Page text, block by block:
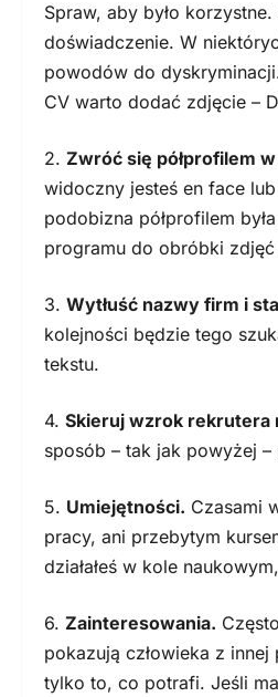
Spraw, aby było
doświadczenie. W
powodów do
CV warto dodać zdjęcie –
2. Zwróć się półprofilem
widoczny jesteś en face
podobizna półprofilem
programu do obróbki
3. Wytłuść nazwy firm i
kolejności będzie tego
tekstu.
4. Skieruj wzrok rekrutera
sposób – tak jak powyżej
5. Umiejętności. Czasami
pracy, ani przebytym
działałeś w kole
6. Zainteresowania.
pokazują człowieka z
tylko to, co potrafi. Jeśli